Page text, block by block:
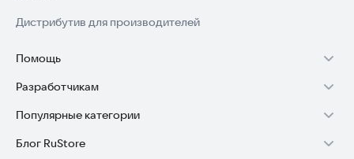
Дистрибутив для производителей
Помощь
Установка RuStore на TV
Установка RuStore на телефон
Установка RuStore в машину
Разработчикам
Зарабатывать с RuStore
Стать разработчиком
Популярные категории
Игры для Android
Блог RuStore